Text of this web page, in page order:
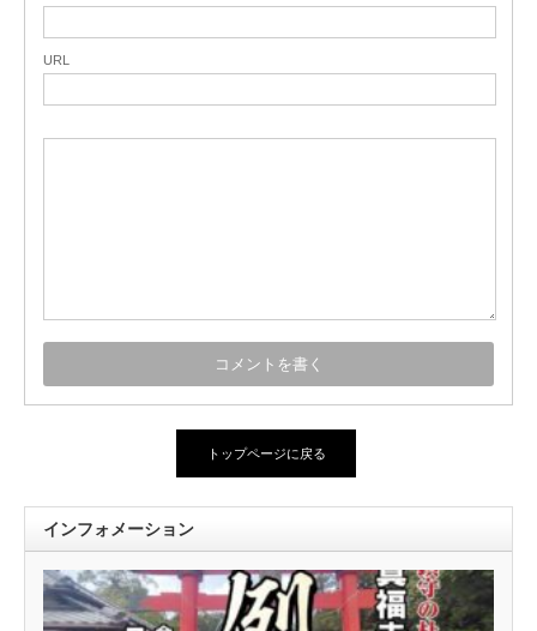
URL
トップページに戻る
インフォメーション